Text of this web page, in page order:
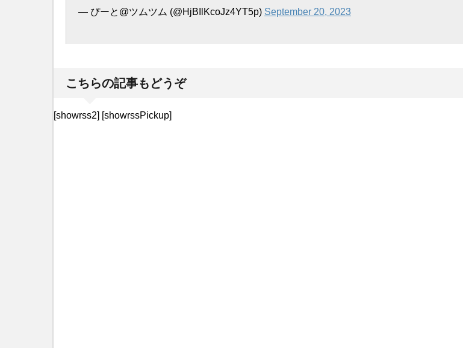
— ぴーと@ツムツム (@HjBIlKcoJz4YT5p) September 20, 2023
こちらの記事もどうぞ
[showrss2] [showrssPickup]